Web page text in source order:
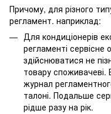
Причому, для різного
регламент. наприклад:
Для кондиціонерів
регламенті сервісне
здійснюватися не
товару споживачеві.
журнал
талоні. Подальше
рідше разу на рік.